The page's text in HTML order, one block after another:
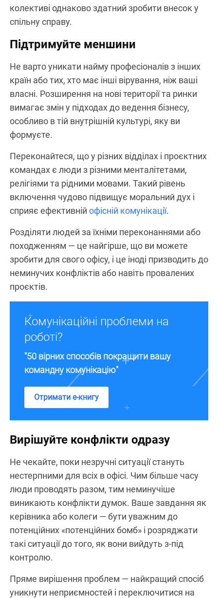
колективі однаково здатний зробити внесок у
спільну справу.
Підтримуйте меншини
Не варто уникати найму професіоналів з інших
країн або тих, хто має інші вірування, ніж ваші
власні. Розширення на нові території та ринки
вимагає змін у підходах до ведення бізнесу,
особливо в тій внутрішній культурі, яку ви
формуєте.
Переконайтеся, що у різних відділах і проєктних
командах є люди з різними менталітетами,
релігіями та рідними мовами. Такий рівень
включення чудово підвищує моральний дух і
сприяє ефективній офісній комунікації.
Розділяти людей за їхніми переконаннями або
походженням — це найгірше, що ви можете
зробити для свого офісу, і це іноді призводить до
неминучих конфліктів або навіть провалених
проєктів.
Комунікаційні проблеми на
роботі?
"50 вірних способів покращити вашу
командну комунікацію"
Отримати е-книгу
Вирішуйте конфлікти одразу
Не чекайте, поки незручні ситуації стануть
нестерпними для всіх в офісі. Чим більше часу
люди проводять разом, тим неминучіше
виникають конфлікти думок. Ваше завдання як
керівника або колеги — бути уважним до
потенційних «потенційних бомб» і розряджати
такі ситуації до того, як вони вийдуть з-під
контролю.
Пряме вирішення проблем — найкращий спосіб
уникнути неприємностей і переключитися на